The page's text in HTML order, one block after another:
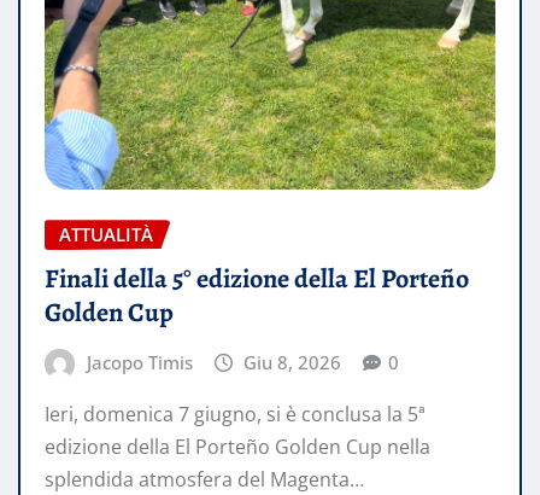
ATTUALITÀ
Finali della 5° edizione della El Porteño
Golden Cup
Jacopo Timis Giu 8, 2026 0
Ieri, domenica 7 giugno, si è conclusa la 5ª
edizione della El Porteño Golden Cup nella
splendida atmosfera del Magenta…